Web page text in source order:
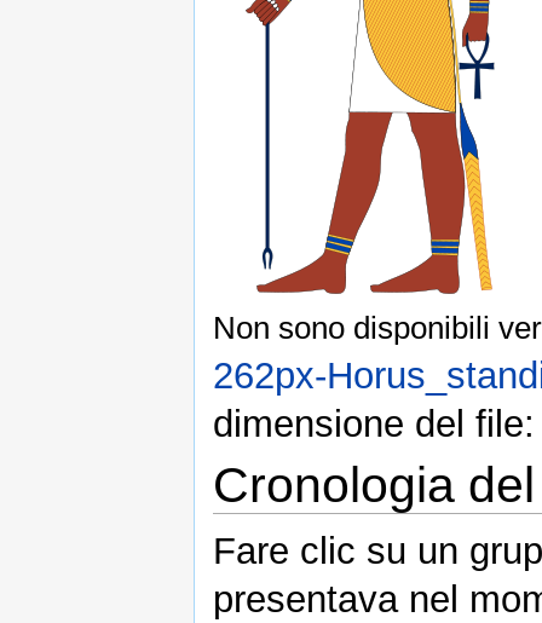
Non sono disponibili
262px-
dimensione del
Cronologia
Fare clic su un
presentava nel